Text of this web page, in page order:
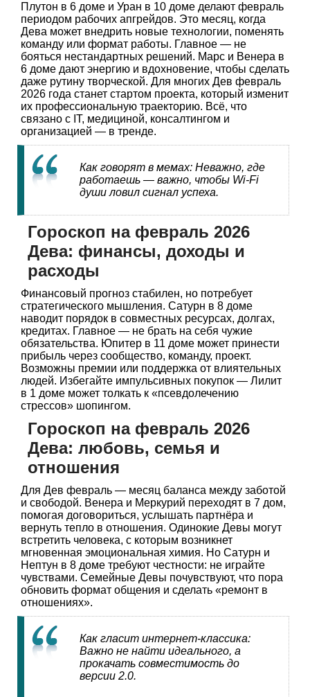
Плутон в 6 доме и Уран в 10 доме делают февраль
периодом рабочих апгрейдов. Это месяц, когда
Дева может внедрить новые технологии, поменять
команду или формат работы. Главное — не
бояться нестандартных решений. Марс и Венера в
6 доме дают энергию и вдохновение, чтобы сделать
даже рутину творческой. Для многих Дев февраль
2026 года станет стартом проекта, который изменит
их профессиональную траекторию. Всё, что
связано с IT, медициной, консалтингом и
организацией — в тренде.
Как говорят в мемах: Неважно, где
работаешь — важно, чтобы Wi-Fi
души ловил сигнал успеха.
Гороскоп на февраль 2026
Дева: финансы, доходы и
расходы
Финансовый прогноз стабилен, но потребует
стратегического мышления. Сатурн в 8 доме
наводит порядок в совместных ресурсах, долгах,
кредитах. Главное — не брать на себя чужие
обязательства. Юпитер в 11 доме может принести
прибыль через сообщество, команду, проект.
Возможны премии или поддержка от влиятельных
людей. Избегайте импульсивных покупок — Лилит
в 1 доме может толкать к «псевдолечению
стрессов» шопингом.
Гороскоп на февраль 2026
Дева: любовь, семья и
отношения
Для Дев февраль — месяц баланса между заботой
и свободой. Венера и Меркурий переходят в 7 дом,
помогая договориться, услышать партнёра и
вернуть тепло в отношения. Одинокие Девы могут
встретить человека, с которым возникнет
мгновенная эмоциональная химия. Но Сатурн и
Нептун в 8 доме требуют честности: не играйте
чувствами. Семейные Девы почувствуют, что пора
обновить формат общения и сделать «ремонт в
отношениях».
Как гласит интернет-классика:
Важно не найти идеального, а
прокачать совместимость до
версии 2.0.